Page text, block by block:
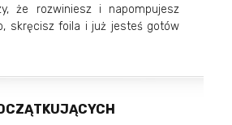
że rozwiniesz i napompujesz
skręcisz foila i już jesteś gotów